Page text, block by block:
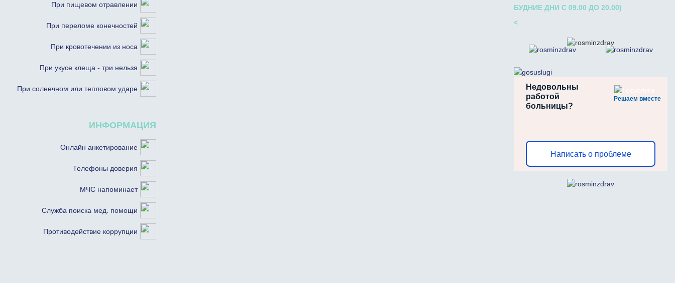
При пищевом отравлении
При переломе конечностей
При кровотечении из носа
При укусе клеща - три нельзя
При солнечном или тепловом ударе
ИНФОРМАЦИЯ
Онлайн анкетирование
Телефоны доверия
МЧС напоминает
Служба поиска мед. помощи
Противодействие коррупции
БУДНИЕ ДНИ С 09.00 ДО 20.00)
<
Решаем вместе
Недовольны
работой
больницы?
Написать о проблеме